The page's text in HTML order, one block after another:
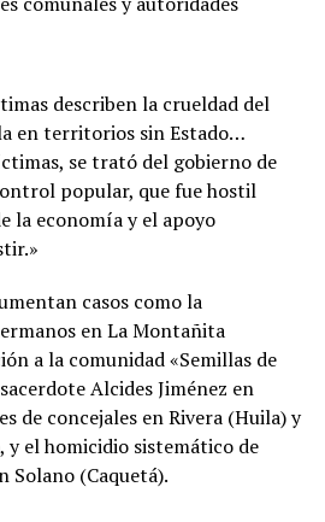
describen la crueldad del
en territorios sin Estado…
se trató del gobierno de
popular, que fue hostil
la economía y el apoyo
casos como la
en La Montañita
a la comunidad «Semillas de
Alcides Jiménez en
de concejales en Rivera (Huila) y
y el homicidio sistemático de
Solano (Caquetá).